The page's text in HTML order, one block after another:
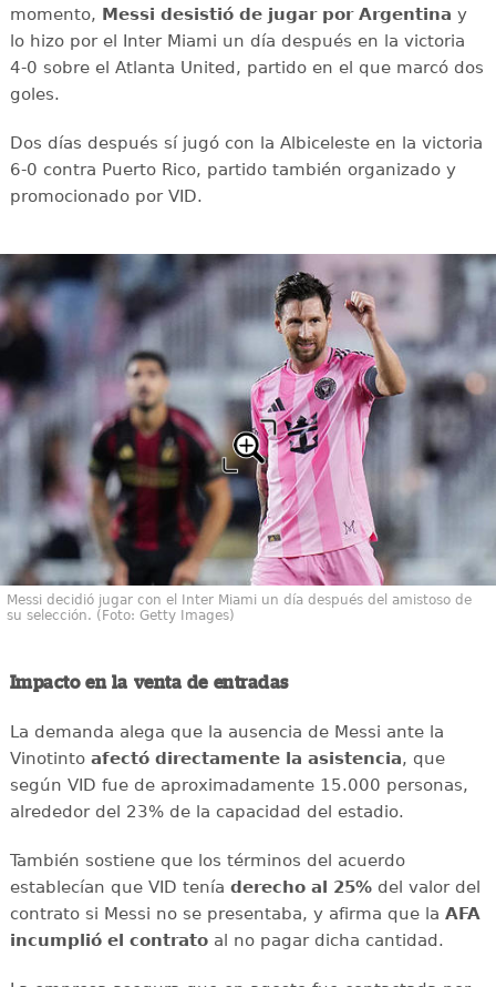
momento, Messi desistió de jugar por Argentina y
lo hizo por el Inter Miami un día después en la victoria
4-0 sobre el Atlanta United, partido en el que marcó dos
goles.
Dos días después sí jugó con la Albiceleste en la victoria
6-0 contra Puerto Rico, partido también organizado y
promocionado por VID.
Messi decidió jugar con el Inter Miami un día después del amistoso de
su selección. (Foto: Getty Images)
Impacto en la venta de entradas
La demanda alega que la ausencia de Messi ante la
Vinotinto afectó directamente la asistencia, que
según VID fue de aproximadamente 15.000 personas,
alrededor del 23% de la capacidad del estadio.
También sostiene que los términos del acuerdo
establecían que VID tenía derecho al 25%del valor del
contrato si Messi no se presentaba, y afirma que la AFA
incumplió el contratoal no pagar dicha cantidad.